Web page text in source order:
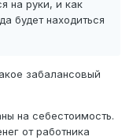
на руки, и как
будет находиться
забалансовый
на себестоимость.
от работника